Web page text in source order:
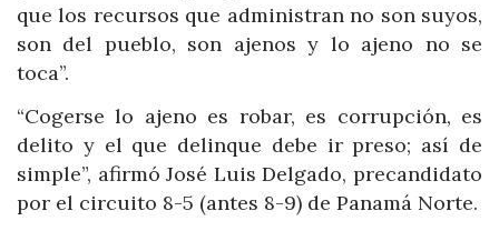
que los recursos que administran no son suyos,
son del pueblo, son ajenos y lo ajeno no se
toca”.
“Cogerse lo ajeno es robar, es corrupción, es
delito y el que delinque debe ir preso; así de
simple”, afirmó José Luis Delgado, precandidato
por el circuito 8-5 (antes 8-9) de Panamá Norte.